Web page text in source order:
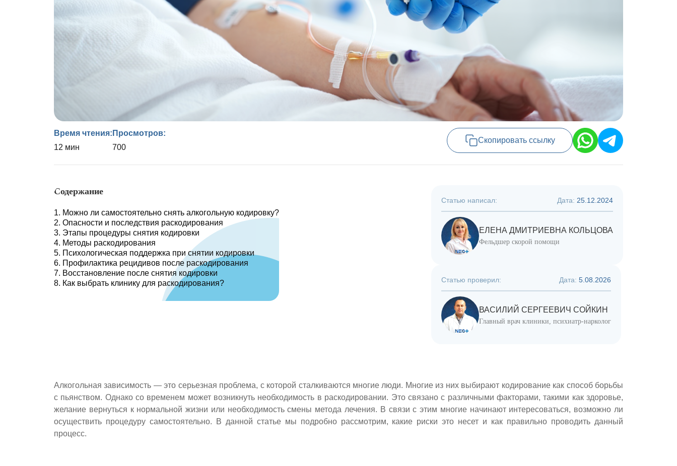
Время чтения:
12 мин
Просмотров:
700
Скопировать ссылку
Содержание
Можно ли самостоятельно снять алкогольную кодировку?
Опасности и последствия раскодирования
Этапы процедуры снятия кодировки
Методы раскодирования
Психологическая поддержка при снятии кодировки
Профилактика рецидивов после раскодирования
Восстановление после снятия кодировки
Как выбрать клинику для раскодирования?
Статью написал: Дата: 25.12.2024
ЕЛЕНА ДМИТРИЕВНА КОЛЬЦОВА
Фельдшер скорой помощи
Статью проверил: Дата: 5.08.2026
ВАСИЛИЙ СЕРГЕЕВИЧ СОЙКИН
Главный врач клиники, психиатр-нарколог
Алкогольная зависимость — это серьезная проблема, с которой сталкиваются многие люди. Многие из них выбирают кодирование как способ борьбы
с пьянством. Однако со временем может возникнуть необходимость в раскодировании. Это связано с различными факторами, такими как здоровье,
желание вернуться к нормальной жизни или необходимость смены метода лечения. В связи с этим многие начинают интересоваться, возможно ли
осуществить процедуру самостоятельно. В данной статье мы подробно рассмотрим, какие риски это несет и как правильно проводить данный
процесс.